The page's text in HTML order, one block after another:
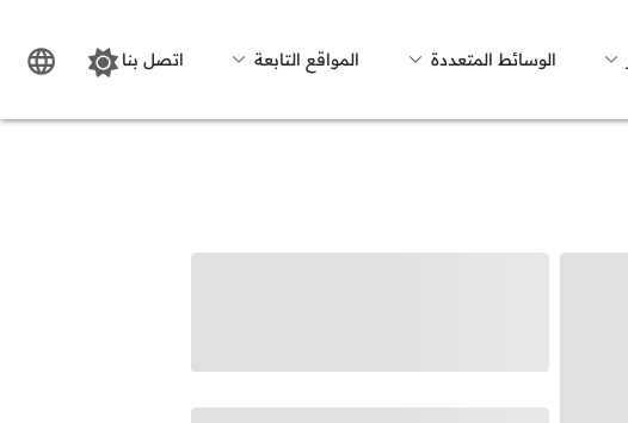
الوسائط المتعددة المواقع التابعة اتصل بنا